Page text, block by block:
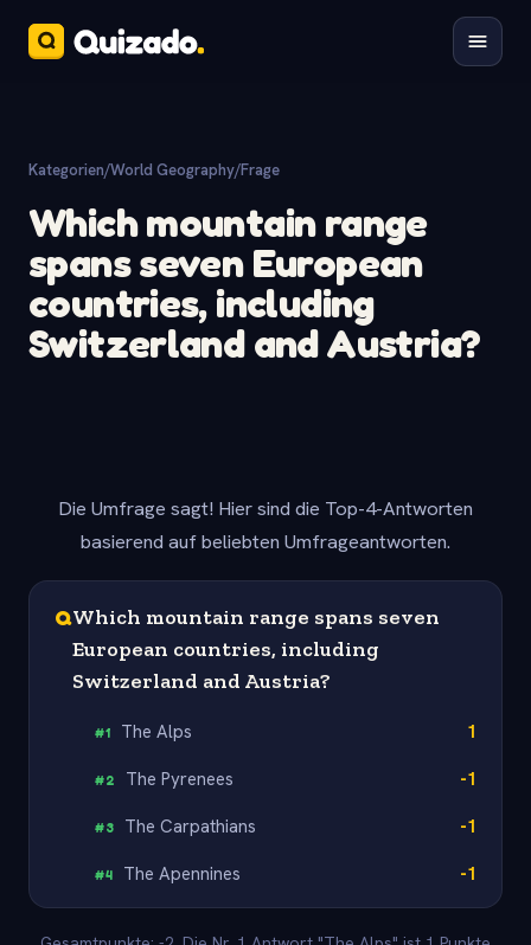
Kategorien/World Geography/Frage
Which mountain range
spans seven European
countries, including
Switzerland and Austria?
Die Umfrage sagt! Hier sind die Top-4-Antworten
basierend auf beliebten Umfrageantworten.
QWhich mountain range spans seven
European countries, including
Switzerland and Austria?
#1 The Alps 1
#2 The Pyrenees -1
#3 The Carpathians -1
#4 The Apennines -1